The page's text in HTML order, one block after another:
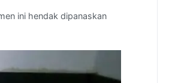
ini hendak dipanaskan